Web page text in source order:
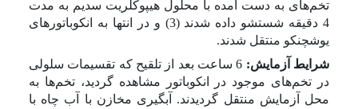
تخم‌های به دست آمده با محلول هیپوکلریت سدیم به مدت
4 دقیقه شستشو داده شدند (3) و در انتها به انکوباتورهای
یوشچنکو منتقل شدند.
شرایط آزمایش:
6 ساعت بعد از تلقیح که تقسیمات سلولی
در تخم‌های موجود در انکوباتور مشاهده گردید، تخم‌ها به
محل آزمایش منتقل گردیدند. آبگیری مخازن با آب چاه با